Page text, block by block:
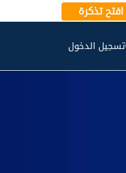
افتح تذكرة
تسجيل الدخول